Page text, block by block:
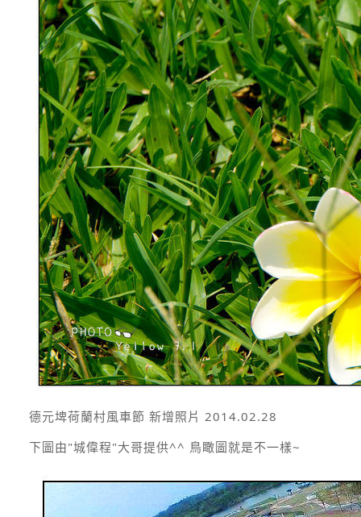
德元埤荷蘭村風車節 新增照片 2014.02.28
下圖由"城偉程"大哥提供^^ 鳥瞰圖就是不一樣~